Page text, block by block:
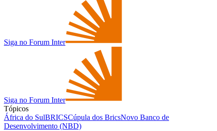
Siga no Forum Inter
Siga no Forum Inter
Tópicos
África do SulBRICSCúpula dos BricsNovo Banco de
Desenvolvimento (NBD)